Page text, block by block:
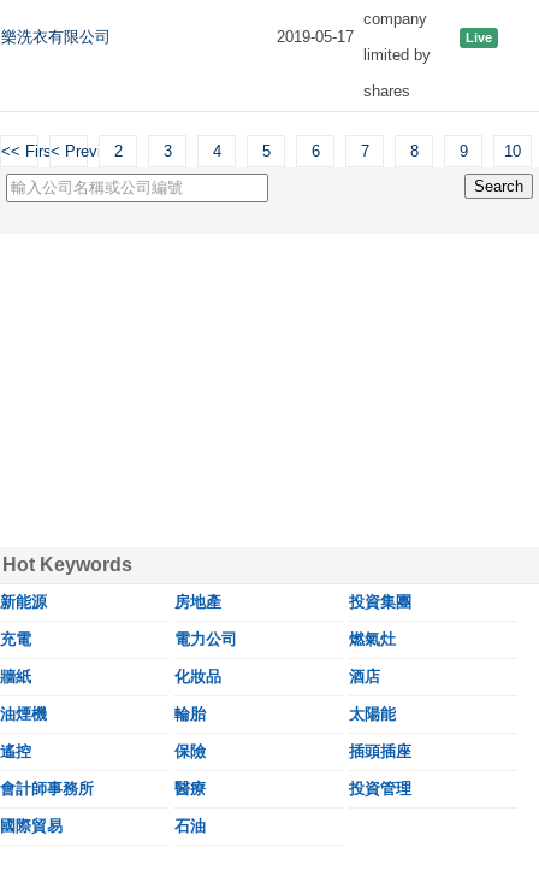
樂洗衣有限公司 2019-05-17
company
limited by
shares
Live
<< First< Previous
2 3 4 5 6 7 8 9 10
Hot Keywords
新能源 房地產 投資集團
充電 電力公司 燃氣灶
牆紙 化妝品 酒店
油煙機 輪胎 太陽能
遙控 保險 插頭插座
會計師事務所 醫療 投資管理
國際貿易 石油